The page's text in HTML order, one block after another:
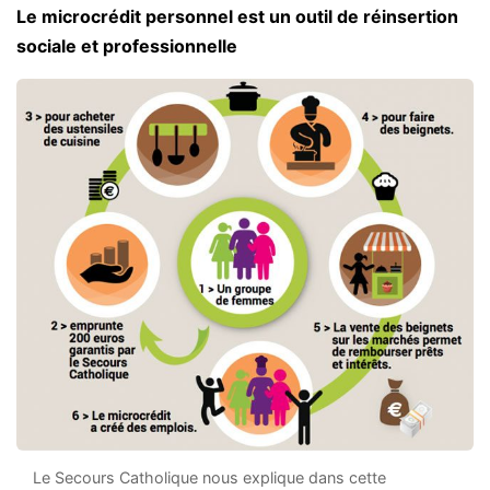
Le microcrédit personnel est un outil de réinsertion
sociale et professionnelle
Le Secours Catholique nous explique dans cette